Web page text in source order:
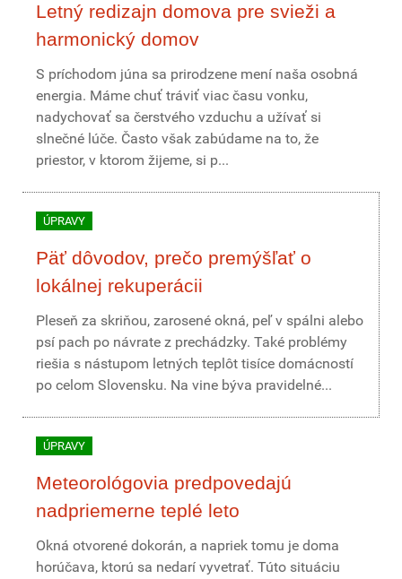
Letný redizajn domova pre svieži a
harmonický domov
S príchodom júna sa prirodzene mení naša osobná
energia. Máme chuť tráviť viac času vonku,
nadychovať sa čerstvého vzduchu a užívať si
slnečné lúče. Často však zabúdame na to, že
priestor, v ktorom žijeme, si p...
ÚPRAVY
Päť dôvodov, prečo premýšľať o
lokálnej rekuperácii
Pleseň za skriňou, zarosené okná, peľ v spálni alebo
psí pach po návrate z prechádzky. Také problémy
riešia s nástupom letných teplôt tisíce domácností
po celom Slovensku. Na vine býva pravidelné...
ÚPRAVY
Meteorológovia predpovedajú
nadpriemerne teplé leto
Okná otvorené dokorán, a napriek tomu je doma
horúčava, ktorú sa nedarí vyvetrať. Túto situáciu